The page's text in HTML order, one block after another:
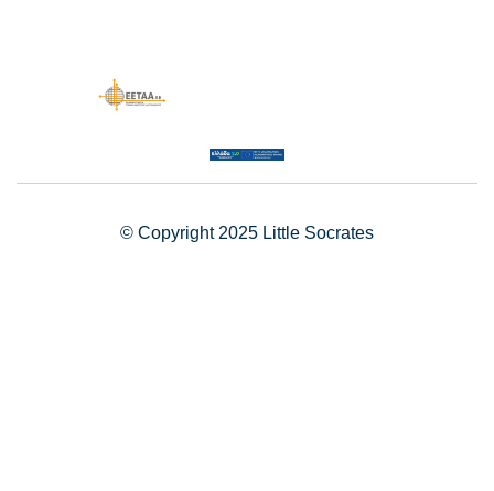
© Copyright 2025 Little Socrates